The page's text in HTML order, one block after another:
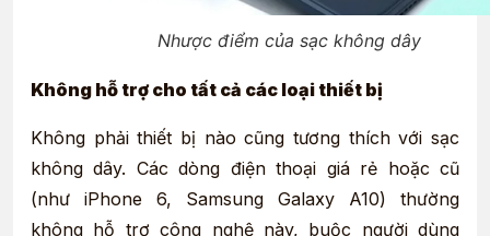
Nhược điểm của sạc không dây
Không hỗ trợ cho tất cả các loại thiết bị
Không phải thiết bị nào cũng tương thích với sạc
không dây. Các dòng điện thoại giá rẻ hoặc cũ
(như iPhone 6, Samsung Galaxy A10) thường
không hỗ trợ công nghệ này, buộc người dùng